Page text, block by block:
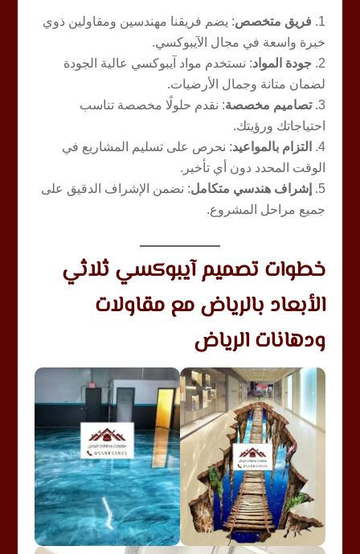
فريق متخصص: يضم فريقنا مهندسين ومقاولين ذوي
خبرة واسعة في مجال الآيبوكسي.
جودة المواد: نستخدم مواد آيبوكسي عالية الجودة
لضمان متانة وجمال الأرضيات.
تصاميم مخصصة: نقدم حلولًا مخصصة تناسب
احتياجاتك ورؤيتك.
التزام بالمواعيد: نحرص على تسليم المشاريع في
الوقت المحدد دون أي تأخير.
إشراف هندسي متكامل: نضمن الإشراف الدقيق على
جميع مراحل المشروع.
خطوات تصميم آيبوكسي ثلاثي
الأبعاد بالرياض مع مقاولات
ودهانات الرياض